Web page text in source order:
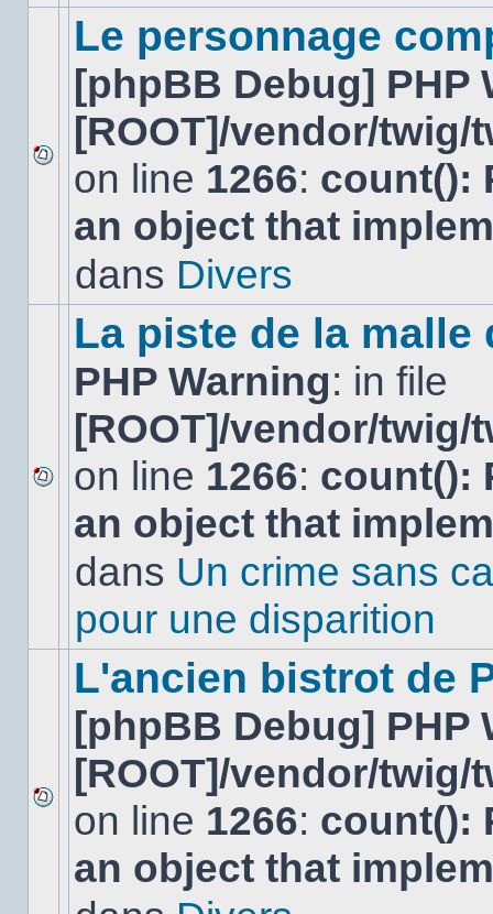
Aucun
nouveau
message
non-
dans
Le personnage
[phpBB Debug] PHP
[ROOT]/vendor/
on line 1266: count():
an object that
dans Divers
Aucun
nouveau
message
sujet.
La piste de la malle
PHP Warning: in file
[ROOT]/vendor/
on line 1266: count():
an object that
dans Un crime sans
pour une disparition
Aucun
nouveau
message
non-
L'ancien bistrot de
[phpBB Debug] PHP
[ROOT]/vendor/
on line 1266: count():
an object that